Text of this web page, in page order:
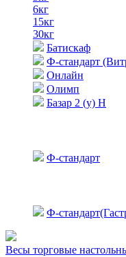
6кг
15кг
30кг
Батискаф
Ф-стандарт
Онлайн
Олимп
Базар 2 (у) Н
Ф-стандарт
Ф-
Весы торговые